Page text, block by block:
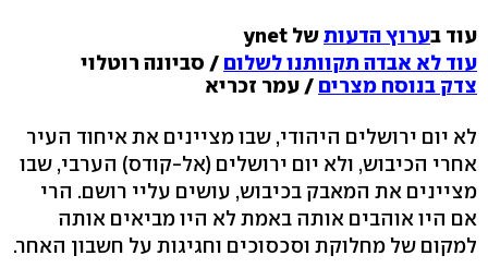
עוד בערוץ הדעותשל ynet
עוד לא אבדה תקוותנו לשלום / סביונה רוטלוי
צדק בנוסח מצרים / עמר זכריא
לא יום ירושלים היהודי, שבו מציינים את איחוד העיר
אחרי הכיבוש, ולא יום ירושלים (אל-קודס) הערבי, שבו
מציינים את המאבק בכיבוש, עושים עליי רושם. הרי
אם היו אוהבים אותה באמת לא היו מביאים אותה
למקום של מחלוקת וסכסוכים וחגיגות על חשבון האחר.